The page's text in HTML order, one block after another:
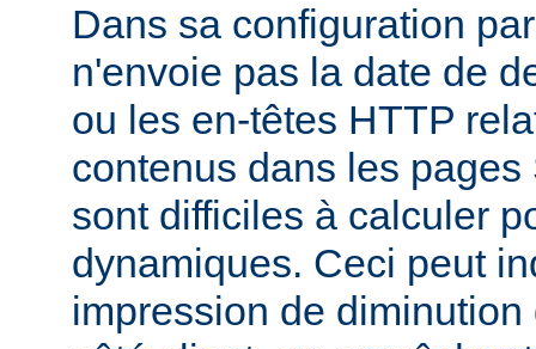
Dans sa configuration
n'envoie pas la date de
ou les en-têtes HTTP
contenus dans les
sont difficiles à calculer
dynamiques. Ceci peut
impression de